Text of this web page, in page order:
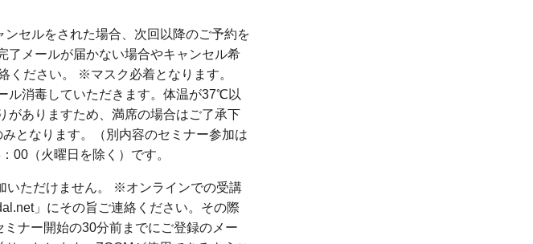
セルをされた場合、次回以降のご予約を
メールが届かない場合やキャンセル希
ください。 ※マスク必着となります。
ル消毒していただきます。体温が37℃以
がありますため、満席の場合はご了承下
となります。（別内容のセミナー参加は
00（火曜日を除く）です。
いただけません。 ※オンラインでの受講
」にその旨ご連絡ください。その際
ナー開始の30分前までにご登録のメー